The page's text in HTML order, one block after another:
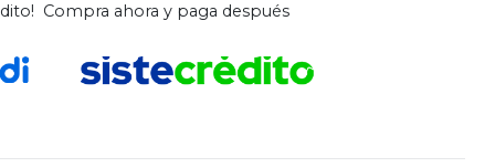
Compra ahora y paga después